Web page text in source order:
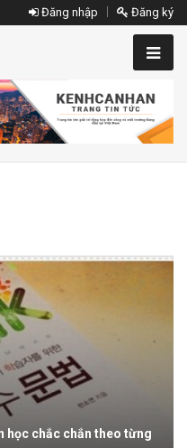
Đăng nhập Đăng ký
học chắc chắn theo từng